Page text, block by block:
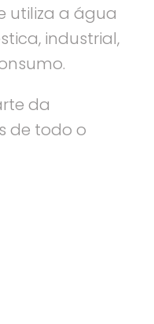
utiliza a água
industrial,
da
de todo o